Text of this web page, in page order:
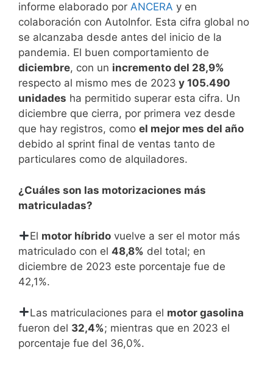
informe elaborado por ANCERA y en
colaboración con AutoInfor. Esta cifra global no
se alcanzaba desde antes del inicio de la
pandemia. El buen comportamiento de
diciembre, con un incremento del 28,9%
respecto al mismo mes de 2023 y 105.490
unidades ha permitido superar esta cifra. Un
diciembre que cierra, por primera vez desde
que hay registros, como el mejor mes del año
debido al sprint final de ventas tanto de
particulares como de alquiladores.
¿Cuáles son las motorizaciones más
matriculadas?
El motor híbrido vuelve a ser el motor más
matriculado con el 48,8% del total; en
diciembre de 2023 este porcentaje fue de
42,1%.
Las matriculaciones para el motor gasolina
fueron del 32,4%; mientras que en 2023 el
porcentaje fue del 36,0%.